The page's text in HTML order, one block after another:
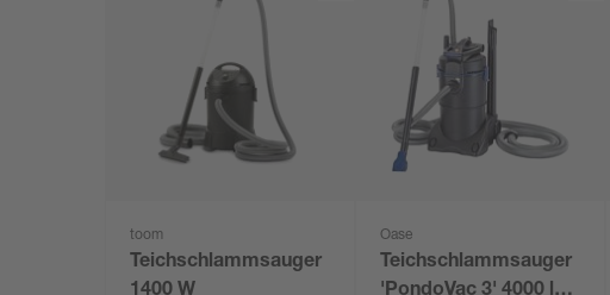
toom
Teichschlammsauger
Oase
Teichschlammsauger